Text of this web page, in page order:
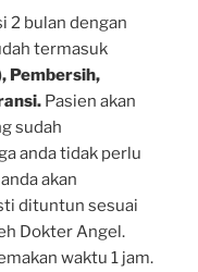
2 bulan dengan
termasuk
Pembersih,
Pasien akan
sudah
anda tidak perlu
akan
dituntun sesuai
Dokter Angel.
waktu 1 jam.